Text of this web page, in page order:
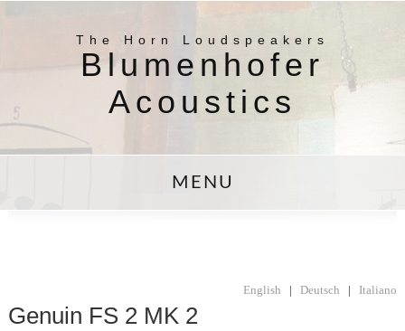
The Horn Loudspeakers
Blumenhofer
Acoustics
MENU
English | Deutsch | Italiano
Genuin FS 2 MK 2